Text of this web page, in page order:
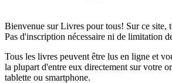
Bienvenue sur Livres pour tous! Sur ce site,
Pas d'inscription nécessaire ni de limitation
Tous les livres peuvent être lus en ligne et
la plupart d'entre eux directement sur votre
tablette ou smartphone.